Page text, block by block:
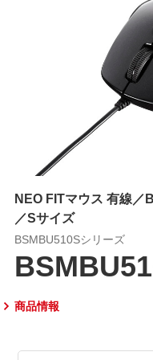
NEO FITマウス 有線
／Sサイズ
BSMBU510Sシリーズ
商品情報